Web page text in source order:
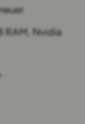
RAM, Nvidia